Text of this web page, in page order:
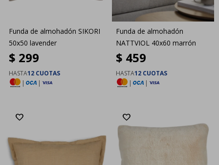
Funda de almohadón SIKORI
50x50 lavender
$ 299
HASTA12 CUOTAS
|
|
Funda de almohadón
NATTVIOL 40x60 marrón
$ 459
HASTA12 CUOTAS
|
|